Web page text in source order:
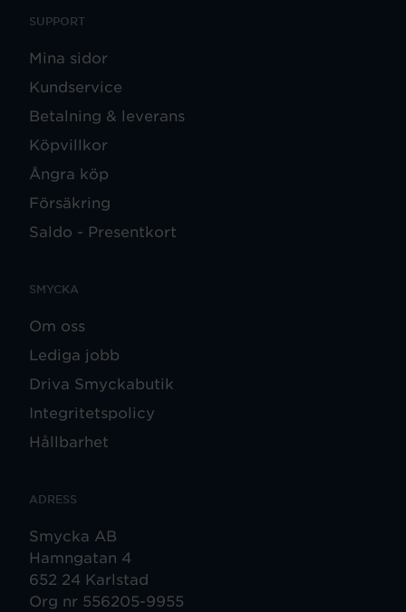
SUPPORT
Mina sidor
Kundservice
Betalning & leverans
Köpvillkor
Ångra köp
Försäkring
Saldo - Presentkort
SMYCKA
Om oss
Lediga jobb
Driva Smyckabutik
Integritetspolicy
Hållbarhet
ADRESS
Smycka AB
Hamngatan 4
652 24 Karlstad
Org nr 556205-9955